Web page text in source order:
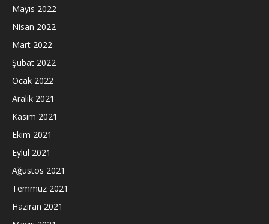
Mayıs 2022
Nisan 2022
Mart 2022
Şubat 2022
Ocak 2022
Aralık 2021
Kasım 2021
Ekim 2021
Eylül 2021
Ağustos 2021
Temmuz 2021
Haziran 2021